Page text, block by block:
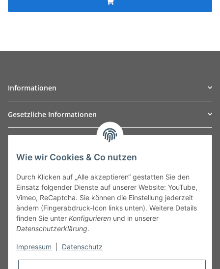
Informationen
Gesetzliche Informationen
Leibnizstraße 2a
Germany
Phone:+49 40 5287270
Fax:+49 40 5281050
Email:sales@tow-automotive.de
Wie wir Cookies & Co nutzen
Durch Klicken auf „Alle akzeptieren“ gestatten Sie den
Einsatz folgender Dienste auf unserer Website: YouTube,
Vimeo, ReCaptcha. Sie können die Einstellung jederzeit
ändern (Fingerabdruck-Icon links unten). Weitere Details
finden Sie unter Konfigurieren und in unserer
Datenschutzerklärung.
Impressum Datenschutz